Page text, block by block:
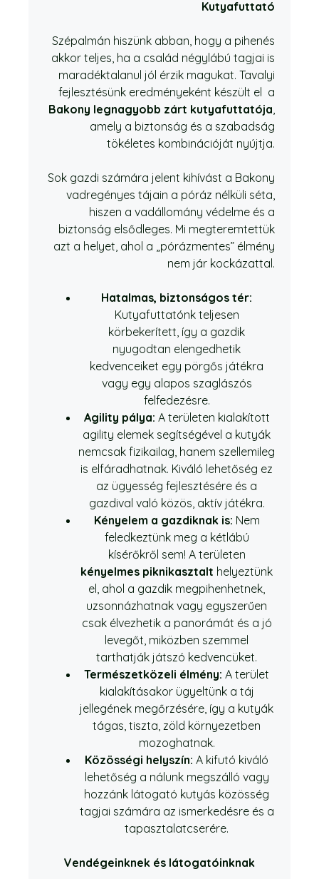
Kutyafuttató
Szépalmán hiszünk abban, hogy a pihenés
akkor teljes, ha a család négylábú tagjai is
maradéktalanul jól érzik magukat. Tavalyi
fejlesztésünk eredményeként készült el a
Bakony legnagyobb zárt kutyafuttatója,
amely a biztonság és a szabadság
tökéletes kombinációját nyújtja.
Sok gazdi számára jelent kihívást a Bakony
vadregényes tájain a póráz nélküli séta,
hiszen a vadállomány védelme és a
biztonság elsődleges. Mi megteremtettük
azt a helyet, ahol a „pórázmentes” élmény
nem jár kockázattal.
Hatalmas, biztonságos tér:
Kutyafuttatónk teljesen
körbekerített, így a gazdik
nyugodtan elengedhetik
kedvenceiket egy pörgős játékra
vagy egy alapos szaglászós
felfedezésre.
Agility pálya: A területen kialakított
agility elemek segítségével a kutyák
nemcsak fizikailag, hanem szellemileg
is elfáradhatnak. Kiváló lehetőség ez
az ügyesség fejlesztésére és a
gazdival való közös, aktív játékra.
Kényelem a gazdiknak is: Nem
feledkeztünk meg a kétlábú
kísérőkről sem! A területen
kényelmes piknikasztalt helyeztünk
el, ahol a gazdik megpihenhetnek,
uzsonnázhatnak vagy egyszerűen
csak élvezhetik a panorámát és a jó
levegőt, miközben szemmel
tarthatják játszó kedvencüket.
Természetközeli élmény: A terület
kialakításakor ügyeltünk a táj
jellegének megőrzésére, így a kutyák
tágas, tiszta, zöld környezetben
mozoghatnak.
Közösségi helyszín: A kifutó kiváló
lehetőség a nálunk megszálló vagy
hozzánk látogató kutyás közösség
tagjai számára az ismerkedésre és a
tapasztalatcserére.
Vendégeinknek és látogatóinknak